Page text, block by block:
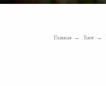
Главная → Блог →